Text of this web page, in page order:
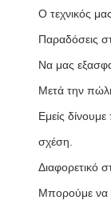
Ο τεχνικός
Παραδόσεις
Να μας
Μετά την
Εμείς
σχέση.
Διαφορετικό
Μπορούμε να